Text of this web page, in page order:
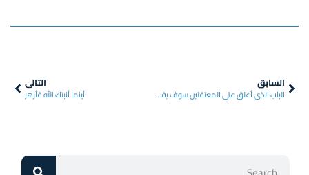
السابق
الباب الذي أغلق على المعتقلين سوف يفتح ويخرجوا غداً
التالي
أينما أنبتك الله فأزهر